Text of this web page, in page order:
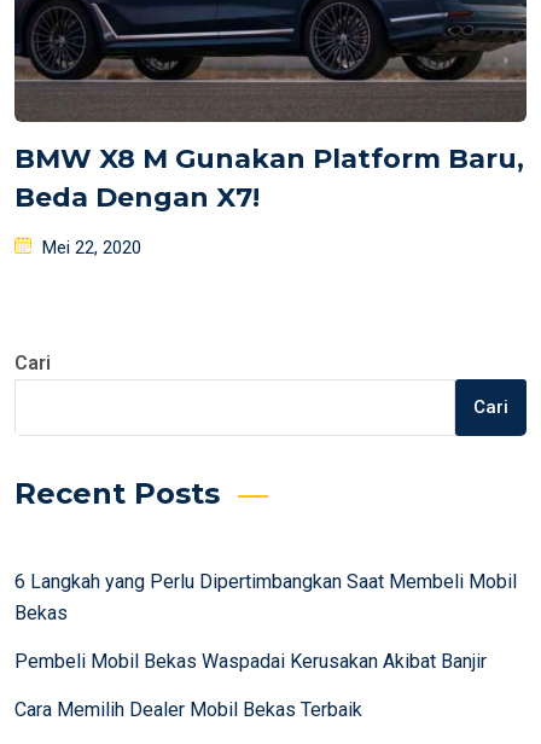
BMW X8 M Gunakan Platform Baru,
Beda Dengan X7!
Posted
Mei 22, 2020
Cari
Cari
Recent Posts
6 Langkah yang Perlu Dipertimbangkan Saat Membeli Mobil
Bekas
Pembeli Mobil Bekas Waspadai Kerusakan Akibat Banjir
Cara Memilih Dealer Mobil Bekas Terbaik